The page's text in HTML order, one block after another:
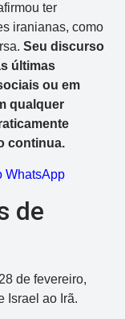
ter
iranianas, como
Seu discurso
últimas
ou em
qualquer
continua.
WhatsApp
de
de fevereiro,
Israel ao Irã.